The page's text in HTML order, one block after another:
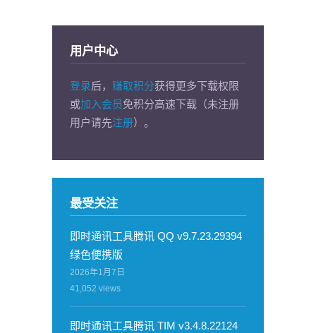
用户中心
登录后， 赚取积分获得更多下载权限
或加入会员免积分高速下载（未注册
用户请先注册）。
最受关注
即时通讯工具腾讯 QQ v9.7.23.29394
绿色便携版
2026年1月7日
41,052 views
即时通讯工具腾讯 TIM v3.4.8.22124